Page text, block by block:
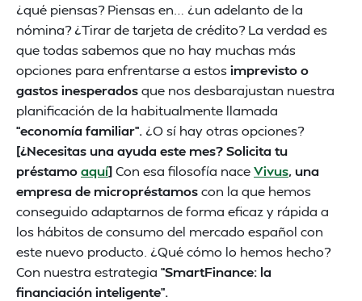
¿qué piensas? Piensas en… ¿un adelanto de la
nómina? ¿Tirar de tarjeta de crédito? La verdad es
que todas sabemos que no hay muchas más
opciones para enfrentarse a estosimprevisto o
gastos inesperadosque nos desbarajustan nuestra
planificación de la habitualmente llamada
“economía familiar”. ¿O sí hay otras opciones?
[¿Necesitas una ayuda este mes? Solicita tu
préstamoaquí]Con esa filosofía naceVivus, una
empresa de micropréstamoscon la que hemos
conseguido adaptarnos de forma eficaz y rápida a
los hábitos de consumo del mercado español con
este nuevo producto. ¿Qué cómo lo hemos hecho?
Con nuestra estrategia “SmartFinance: la
financiación inteligente”.